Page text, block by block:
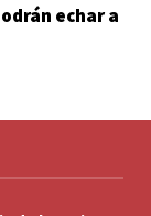
echar a